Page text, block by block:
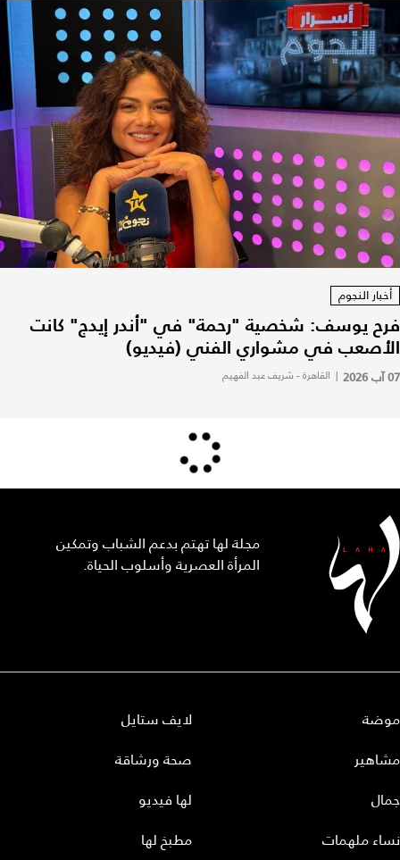
أخبار النجوم
فرح يوسف: شخصية "رحمة" في "أندر إيدج" كانت
الأصعب في مشواري الفني (فيديو)
07 آب 2026 | القاهرة - شريف عبد الفهيم
مجلة لها تهتم بدعم الشباب وتمكين
المرأة العصرية وأسلوب الحياة.
موضة
مشاهير
جمال
نساء ملهمات
لايف ستايل
صحة ورشاقة
لها فيديو
مطبخ لها